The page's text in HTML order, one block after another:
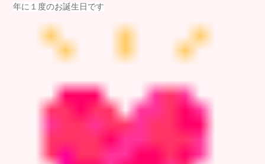
年に１度のお誕生日です